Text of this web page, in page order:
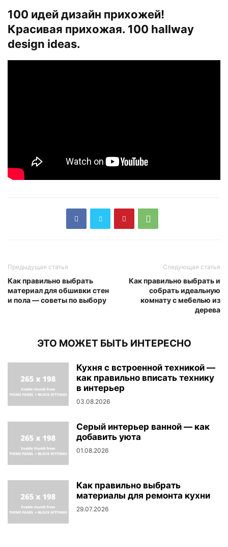
100 идей дизайн прихожей!
Красивая прихожая. 100 hallway
design ideas.
Предыдущая статья
Как правильно выбрать
материал для обшивки стен
и пола — советы по выбору
Следующая статья
Как правильно выбрать и
собрать идеальную
комнату с мебелью из
дерева
ЭТО МОЖЕТ БЫТЬ ИНТЕРЕСНО
Кухня с встроенной техникой —
как правильно вписать технику
в интерьер
03.08.2026
Серый интерьер ванной — как
добавить уюта
01.08.2026
Как правильно выбрать
материалы для ремонта кухни
29.07.2026